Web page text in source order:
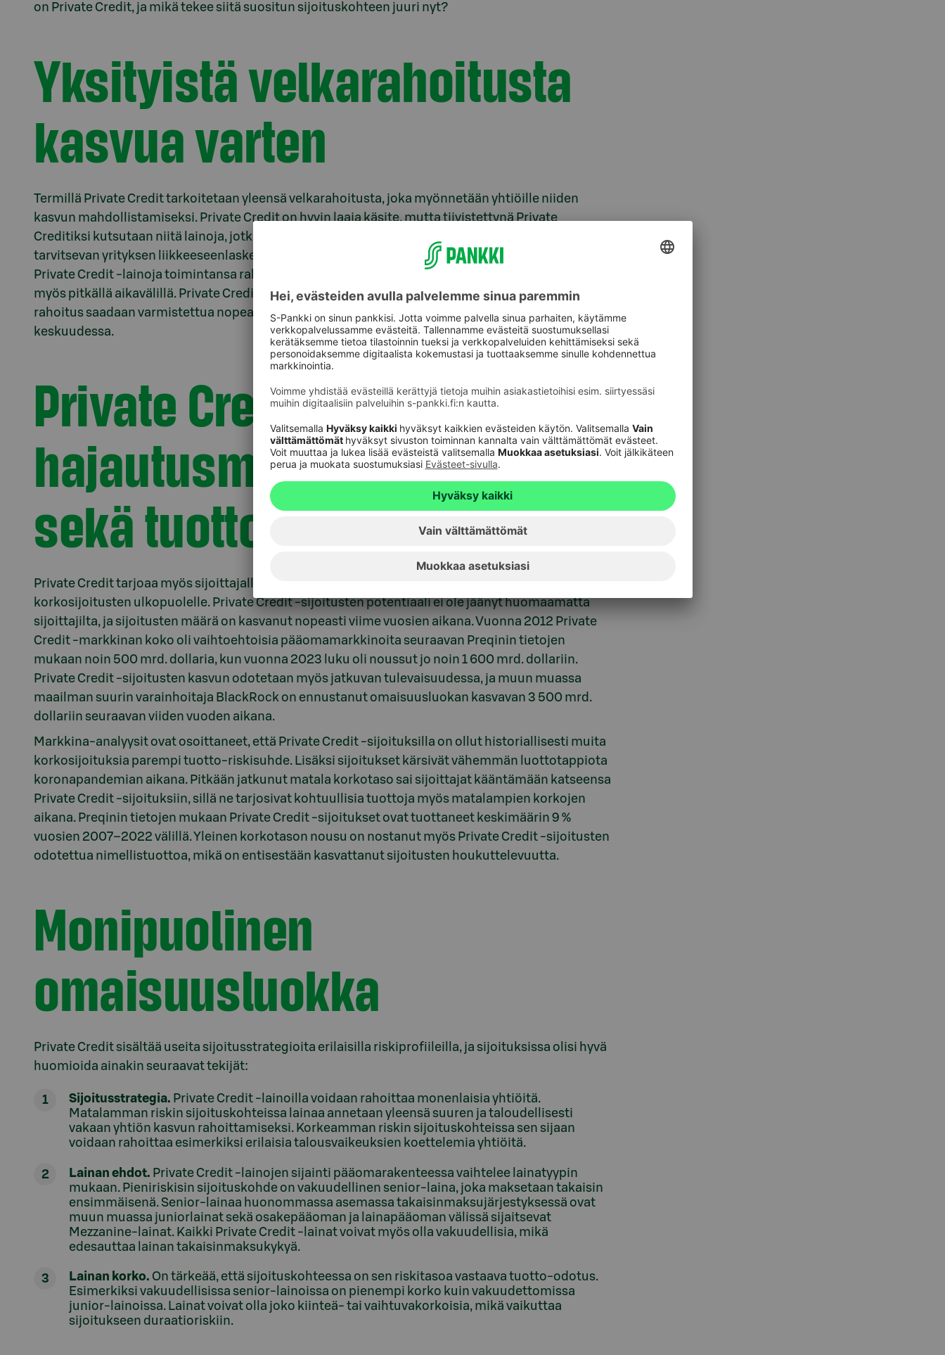
on Private Credit, ja mikä tekee siitä suositun sijoituskohteen juuri nyt?
Yksityistä velkarahoitusta
kasvua varten
Termillä Private Credit tarkoitetaan yleensä velkarahoitusta, joka myönnetään yhtiöille niiden
kasvun mahdollistamiseksi. Private Credit on hyvin laaja käsite, mutta tiivistettynä Private
Creditiksi kutsutaan niitä lainoja, jotka saadaan muualta kuin pankkien tai esimerkiksi rahoitusta
tarvitsevan yrityksen liikkeeseenlaskemien joukkovelkakirjojen kautta. Yhä useampi yhtiö suosii
Private Credit -lainoja toimintansa rahoittamisessa, ja tämän trendin uskotaan siivittävän kasvua
myös pitkällä aikavälillä. Private Credit -lainat pystytään usein neuvottelemaan joustavammin ja
rahoitus saadaan varmistettua nopeammin, mikä lisää lainojen suosiota myös lainanottajien
keskuudessa.
Private Credit tarjoaa
hajautusmahdollisuuksia
sekä tuottoja
Private Credit tarjoaa myös sijoittajalle mahdollisuuden hajauttaa salkkuaan perinteisten osake- ja
korkosijoitusten ulkopuolelle. Private Credit -sijoitusten potentiaali ei ole jäänyt huomaamatta
sijoittajilta, ja sijoitusten määrä on kasvanut nopeasti viime vuosien aikana. Vuonna 2012 Private
Credit -markkinan koko oli vaihtoehtoisia pääomamarkkinoita seuraavan Preqinin tietojen
mukaan noin 500 mrd. dollaria, kun vuonna 2023 luku oli noussut jo noin 1 600 mrd. dollariin.
Private Credit -sijoitusten kasvun odotetaan myös jatkuvan tulevaisuudessa, ja muun muassa
maailman suurin varainhoitaja BlackRock on ennustanut omaisuusluokan kasvavan 3 500 mrd.
dollariin seuraavan viiden vuoden aikana.
Markkina-analyysit ovat osoittaneet, että Private Credit -sijoituksilla on ollut historiallisesti muita
korkosijoituksia parempi tuotto-riskisuhde. Lisäksi sijoitukset kärsivät vähemmän luottotappiota
koronapandemian aikana. Pitkään jatkunut matala korkotaso sai sijoittajat kääntämään katseensa
Private Credit -sijoituksiin, sillä ne tarjosivat kohtuullisia tuottoja myös matalampien korkojen
aikana. Preqinin tietojen mukaan Private Credit -sijoitukset ovat tuottaneet keskimäärin 9 %
vuosien 2007–2022 välillä. Yleinen korkotason nousu on nostanut myös Private Credit -sijoitusten
odotettua nimellistuottoa, mikä on entisestään kasvattanut sijoitusten houkuttelevuutta.
Monipuolinen
omaisuusluokka
Private Credit sisältää useita sijoitusstrategioita erilaisilla riskiprofiileilla, ja sijoituksissa olisi hyvä
huomioida ainakin seuraavat tekijät:
Sijoitusstrategia. Private Credit -lainoilla voidaan rahoittaa monenlaisia yhtiöitä.
Matalamman riskin sijoituskohteissa lainaa annetaan yleensä suuren ja taloudellisesti
vakaan yhtiön kasvun rahoittamiseksi. Korkeamman riskin sijoituskohteissa sen sijaan
voidaan rahoittaa esimerkiksi erilaisia talousvaikeuksien koettelemia yhtiöitä.
Lainan ehdot. Private Credit -lainojen sijainti pääomarakenteessa vaihtelee lainatyypin
mukaan. Pieniriskisin sijoituskohde on vakuudellinen senior-laina, joka maksetaan takaisin
ensimmäisenä. Senior-lainaa huonommassa asemassa takaisinmaksujärjestyksessä ovat
muun muassa juniorlainat sekä osakepääoman ja lainapääoman välissä sijaitsevat
Mezzanine-lainat. Kaikki Private Credit -lainat voivat myös olla vakuudellisia, mikä
edesauttaa lainan takaisinmaksukykyä.
Lainan korko. On tärkeää, että sijoituskohteessa on sen riskitasoa vastaava tuotto-odotus.
Esimerkiksi vakuudellisissa senior-lainoissa on pienempi korko kuin vakuudettomissa
junior-lainoissa. Lainat voivat olla joko kiinteä- tai vaihtuvakorkoisia, mikä vaikuttaa
sijoitukseen duraatioriskiin.